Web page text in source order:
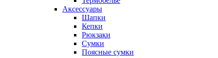
Аксессуары
Шапки
Кепки
Рюкзаки
Сумки
Поясные сумки